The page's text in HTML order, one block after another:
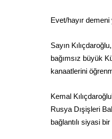
Evet/hayır
Sayın
bağımsız büyük
kanaatlerini
Kemal
Rusya Dışişleri
bağlantılı siyasi